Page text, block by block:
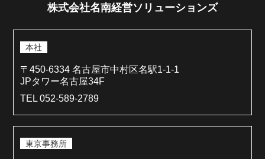
株式会社名南経営ソリューションズ
本社
〒450-6334 名古屋市中村区名駅1-1-1
JPタワー名古屋34F
TEL 052-589-2789
東京事務所